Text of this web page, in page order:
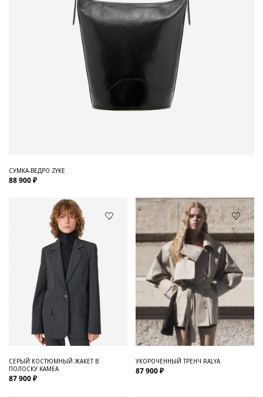
СУМКА-ВЕДРО ZYKE
88 900 ₽
СЕРЫЙ КОСТЮМНЫЙ ЖАКЕТ В
ПОЛОСКУ KAMEA
87 900 ₽
УКОРОЧЕННЫЙ ТРЕНЧ RALYA
87 900 ₽